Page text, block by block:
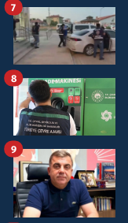
7
8
9